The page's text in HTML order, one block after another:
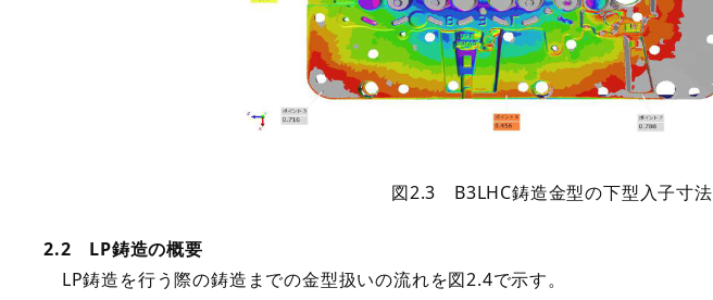
図2.3 B3LHC鋳造金型の下型入子寸法
2.2 LP鋳造の概要
LP鋳造を行う際の鋳造までの金型扱いの流れを図2.4で示す。